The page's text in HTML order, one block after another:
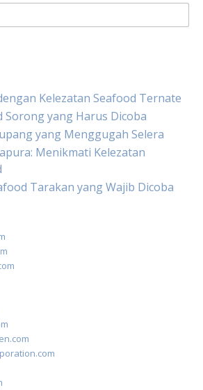
Kelezatan Seafood Ternate
Sorong yang Harus Dicoba
yang Menggugah Selera
Menikmati Kelezatan
Tarakan yang Wajib Dicoba